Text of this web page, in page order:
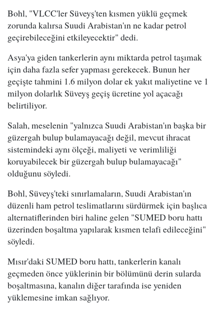
Bohl, "VLCC'ler Süveyş'ten kısmen yüklü geçmek
zorunda kalırsa Suudi Arabistan'ın ne kadar petrol
geçirebileceğini etkileyecektir" dedi.
Asya'ya giden tankerlerin aynı miktarda petrol taşımak
için daha fazla sefer yapması gerekecek. Bunun her
geçişte tahmini 1.6 milyon dolar ek yakıt maliyetine ve 1
milyon dolarlık Süveyş geçiş ücretine yol açacağı
belirtiliyor.
Salah, meselenin "yalnızca Suudi Arabistan'ın başka bir
güzergah bulup bulamayacağı değil, mevcut ihracat
sistemindeki aynı ölçeği, maliyeti ve verimliliği
koruyabilecek bir güzergah bulup bulamayacağı"
olduğunu söyledi.
Bohl, Süveyş'teki sınırlamaların, Suudi Arabistan'ın
düzenli ham petrol teslimatlarını sürdürmek için başlıca
alternatiflerinden biri haline gelen "SUMED boru hattı
üzerinden boşaltma yapılarak kısmen telafi edileceğini"
söyledi.
Mısır'daki SUMED boru hattı, tankerlerin kanalı
geçmeden önce yüklerinin bir bölümünü derin sularda
boşaltmasına, kanalın diğer tarafında ise yeniden
yüklemesine imkan sağlıyor.